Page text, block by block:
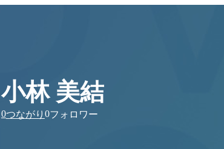
小林 美結
0つながり 0フォロワー